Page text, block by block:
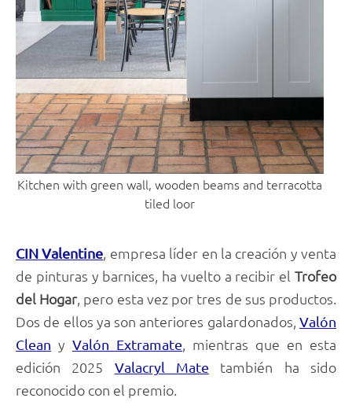
Kitchen with green wall, wooden beams and terracotta
tiled loor
CIN Valentine, empresa líder en la creación y venta
de pinturas y barnices, ha vuelto a recibir el Trofeo
del Hogar, pero esta vez por tres de sus productos.
Dos de ellos ya son anteriores galardonados, Valón
Clean y Valón Extramate, mientras que en esta
edición 2025 Valacryl Mate también ha sido
reconocido con el premio.